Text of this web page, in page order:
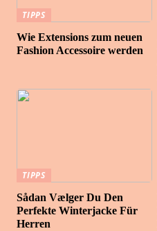
TIPPS
Wie Extensions zum neuen
Fashion Accessoire werden
TIPPS
Sådan Vælger Du Den
Perfekte Winterjacke Für
Herren